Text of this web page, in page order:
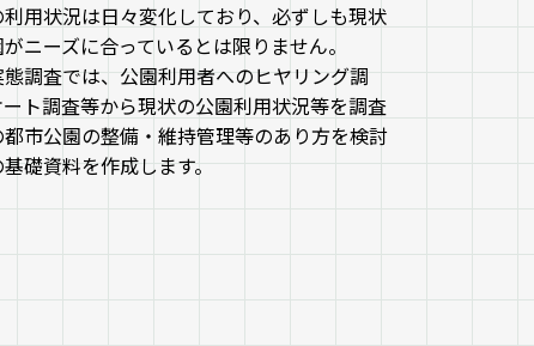
用状況は日々変化しており、必ずしも現状
ニーズに合っているとは限りません。
調査では、公園利用者へのヒヤリング調
ト調査等から現状の公園利用状況等を調査
都市公園の整備・維持管理等のあり方を検討
礎資料を作成します。